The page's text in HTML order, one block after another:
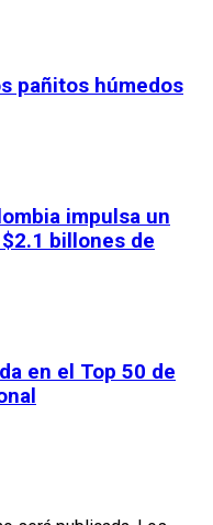
pañitos húmedos
impulsa un
billones de
en el Top 50 de